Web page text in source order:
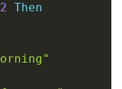
2 Then